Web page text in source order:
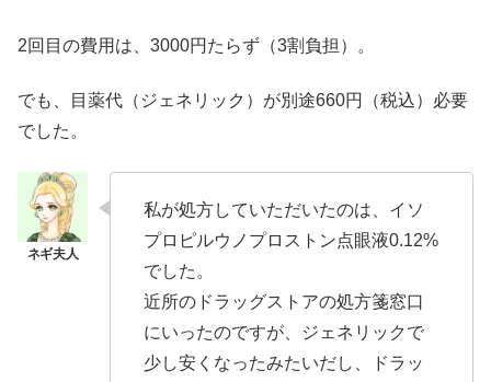
2回目の費用は、3000円たらず（3割負担）。
でも、目薬代（ジェネリック）が別途660円（税込）必要
でした。
私が処方していただいたのは、イソ
プロピルウノプロストン点眼液0.12%
でした。
近所のドラッグストアの処方箋窓口
にいったのですが、ジェネリックで
少し安くなったみたいだし、ドラッ